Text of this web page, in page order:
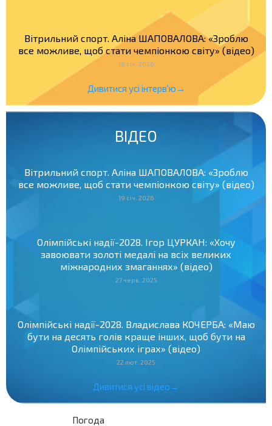
Вітрильний спорт. Аліна ШАПОВАЛОВА: «Зроблю
все можливе, щоб стати чемпіонкою світу» (відео)
19 січ. 2026
Дивитися усі інтерв'ю→
ВІДЕО
Вітрильний спорт. Аліна ШАПОВАЛОВА: «Зроблю
все можливе, щоб стати чемпіонкою світу» (відео)
19 січ. 2026
Олімпійські надії-2028. Ігор ЦУРКАН: «Хочу
завоювати золоті медалі на всіх великих
міжнародних змаганнях» (відео)
27 черв. 2025
Олімпійські надії-2028. Владислава КОЧЕРБА: «Маю
бути на десять голів краще інших, щоб бути на
Олімпійських іграх» (відео)
22 лют. 2025
Дивитися усі відео→
Погода